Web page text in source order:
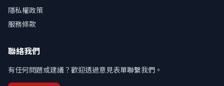
隱私權政策
服務條款
聯絡我們
有任何問題或建議？歡迎透過意見表單聯繫我們。